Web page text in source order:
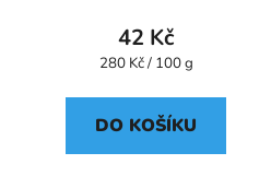
42 Kč
Měrná
280 Kč / 100 g
DO KOŠÍKU